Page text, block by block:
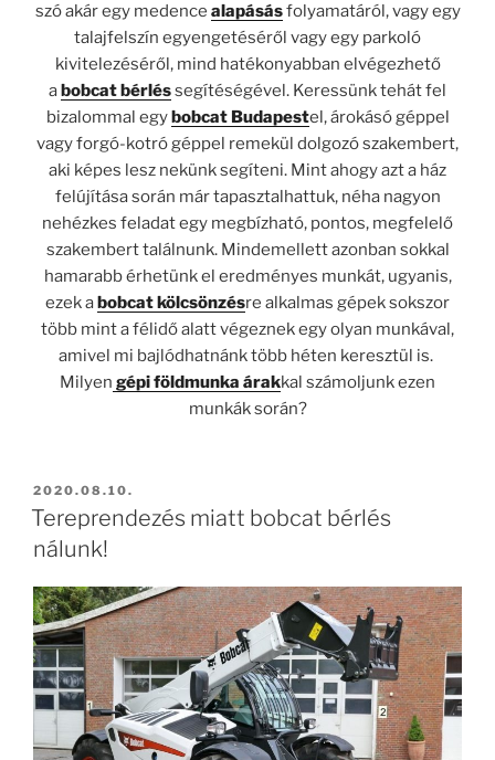
szó akár egy medence alapásásfolyamatáról, vagy egy
talajfelszín egyengetéséről vagy egy parkoló
kivitelezéséről, mind hatékonyabban elvégezhető
abobcat bérléssegítéségével. Keressünk tehát fel
bizalommal egybobcat Budapestel, árokásó géppel
vagy forgó-kotró géppel remekül dolgozó szakembert,
aki képes lesz nekünk segíteni. Mint ahogy azt a ház
felújítása során már tapasztalhattuk, néha nagyon
nehézkes feladat egy megbízható, pontos, megfelelő
szakembert találnunk. Mindemellett azonban sokkal
hamarabb érhetünk el eredményes munkát, ugyanis,
ezek abobcat kölcsönzésre alkalmas gépek sokszor
több mint a félidő alatt végeznek egy olyan munkával,
amivel mi bajlódhatnánk több héten keresztül is.
Milyen gépi földmunka árakkal számoljunk ezen
munkák során?
BEKÜLDVE:
2020.08.10.
Tereprendezés miatt bobcat bérlés
nálunk!